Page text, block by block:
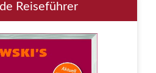
Reiseführer